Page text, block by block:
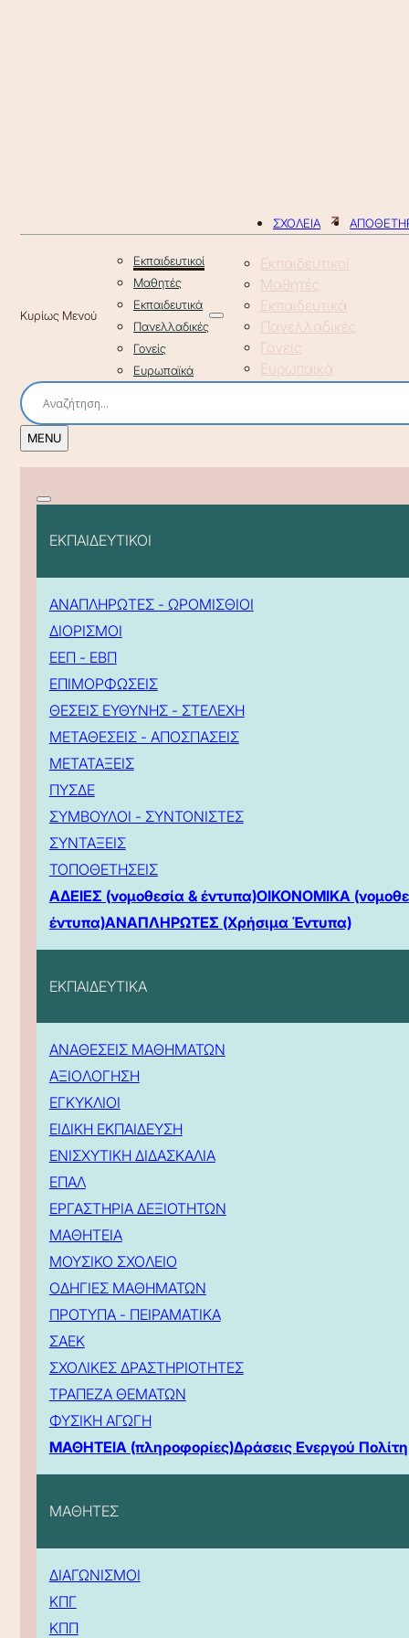
ΣΧΟΛΕΙΑ
Εκπαιδευτικοί
Μαθητές
Εκπαιδευτικά
Πανελλαδικές
Γονείς
Ευρωπαϊκά
Εκπαιδευτικοί
Μαθητές
Εκπαιδευτικά
Πανελλαδικές
Γονείς
Ευρωπαϊκά
ΕΚΠΑΙΔΕΥΤΙΚΟΙ
ΑΝΑΠΛΗΡΩΤΕΣ - ΩΡΟΜΙΣΘΙΟΙ
ΔΙΟΡΙΣΜΟΙ
ΕΕΠ - ΕΒΠ
ΕΠΙΜΟΡΦΩΣΕΙΣ
ΘΕΣΕΙΣ ΕΥΘΥΝΗΣ - ΣΤΕΛΕΧΗ
ΜΕΤΑΘΕΣΕΙΣ - ΑΠΟΣΠΑΣΕΙΣ
ΜΕΤΑΤΑΞΕΙΣ
ΠΥΣΔΕ
ΣΥΜΒΟΥΛΟΙ - ΣΥΝΤΟΝΙΣΤΕΣ
ΣΥΝΤΑΞΕΙΣ
ΤΟΠΟΘΕΤΗΣΕΙΣ
ΑΔΕΙΕΣ (νομοθεσία & έντυπα)ΟΙΚΟΝΟΜΙΚΑ
έντυπα)ΑΝΑΠΛΗΡΩΤΕΣ (Χρήσιμα Έντυπα)
ΕΚΠΑΙΔΕΥΤΙΚΑ
ΑΝΑΘΕΣΕΙΣ ΜΑΘΗΜΑΤΩΝ
ΑΞΙΟΛΟΓΗΣΗ
ΕΓΚΥΚΛΙΟΙ
ΕΙΔΙΚΗ ΕΚΠΑΙΔΕΥΣΗ
ΕΝΙΣΧΥΤΙΚΗ ΔΙΔΑΣΚΑΛΙΑ
ΕΠΑΛ
ΕΡΓΑΣΤΗΡΙΑ ΔΕΞΙΟΤΗΤΩΝ
ΜΑΘΗΤΕΙΑ
ΜΟΥΣΙΚΟ ΣΧΟΛΕΙΟ
ΟΔΗΓΙΕΣ ΜΑΘΗΜΑΤΩΝ
ΠΡΟΤΥΠΑ - ΠΕΙΡΑΜΑΤΙΚΑ
ΣΑΕΚ
ΣΧΟΛΙΚΕΣ ΔΡΑΣΤΗΡΙΟΤΗΤΕΣ
ΤΡΑΠΕΖΑ ΘΕΜΑΤΩΝ
ΦΥΣΙΚΗ ΑΓΩΓΗ
ΜΑΘΗΤΕΙΑ (πληροφορίες)Δράσεις Ενεργού Πολίτη
ΜΑΘΗΤΕΣ
ΔΙΑΓΩΝΙΣΜΟΙ
ΚΠΓ
ΚΠΠ